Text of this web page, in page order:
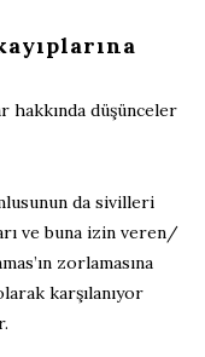
hakkında düşünceler
da sivilleri
ve buna izin veren/
zorlamasına
karşılanıyor